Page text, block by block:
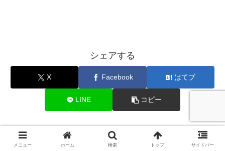
シェアする
X Facebook はてブ
LINE コピー
#グレンをフォローする
メニュー ホーム 検索 トップ サイドバー